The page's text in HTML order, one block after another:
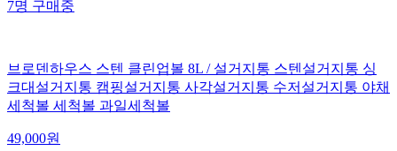
7명구매중
브로덴하우스 스텐 클린업볼 8L / 설거지통 스텐설거지통 싱
크대설거지통 캠핑설거지통 사각설거지통 수저설거지통 야채
세척볼 세척볼 과일세척볼
49,000원